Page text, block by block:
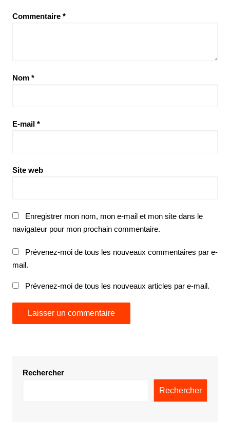
Commentaire *
Nom *
E-mail *
Site web
Enregistrer mon nom, mon e-mail et mon site dans le
navigateur pour mon prochain commentaire.
Prévenez-moi de tous les nouveaux commentaires par e-
mail.
Prévenez-moi de tous les nouveaux articles par e-mail.
Rechercher
Rechercher